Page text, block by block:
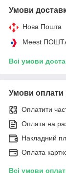
Умови
Нова Пошта
Meest
Всі умови
Умови оплати
Оплатити
Оплата на
Накладний
Оплата
Всі умови